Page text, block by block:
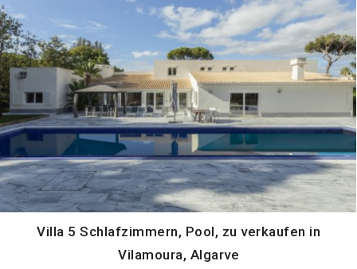
Villa 5 Schlafzimmern, Pool, zu verkaufen in
Vilamoura, Algarve